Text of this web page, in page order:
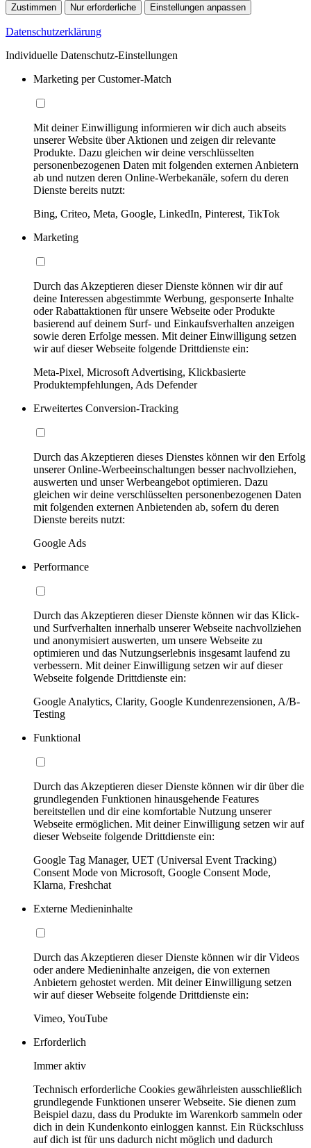
Zustimmen Nur erforderliche Einstellungen anpassen
Datenschutzerklärung
Individuelle Datenschutz-Einstellungen
Marketing per Customer-Match
Mit deiner Einwilligung informieren wir dich auch abseits
unserer Website über Aktionen und zeigen dir relevante
Produkte. Dazu gleichen wir deine verschlüsselten
personenbezogenen Daten mit folgenden externen Anbietern
ab und nutzen deren Online-Werbekanäle, sofern du deren
Dienste bereits nutzt:
Bing, Criteo, Meta, Google, LinkedIn, Pinterest, TikTok
Marketing
Durch das Akzeptieren dieser Dienste können wir dir auf
deine Interessen abgestimmte Werbung, gesponserte Inhalte
oder Rabattaktionen für unsere Webseite oder Produkte
basierend auf deinem Surf- und Einkaufsverhalten anzeigen
sowie deren Erfolge messen. Mit deiner Einwilligung setzen
wir auf dieser Webseite folgende Drittdienste ein:
Meta-Pixel, Microsoft Advertising, Klickbasierte
Produktempfehlungen, Ads Defender
Erweitertes Conversion-Tracking
Durch das Akzeptieren dieses Dienstes können wir den Erfolg
unserer Online-Werbeeinschaltungen besser nachvollziehen,
auswerten und unser Werbeangebot optimieren. Dazu
gleichen wir deine verschlüsselten personenbezogenen Daten
mit folgenden externen Anbietenden ab, sofern du deren
Dienste bereits nutzt:
Google Ads
Performance
Durch das Akzeptieren dieser Dienste können wir das Klick-
und Surfverhalten innerhalb unserer Webseite nachvollziehen
und anonymisiert auswerten, um unsere Webseite zu
optimieren und das Nutzungserlebnis insgesamt laufend zu
verbessern. Mit deiner Einwilligung setzen wir auf dieser
Webseite folgende Drittdienste ein:
Google Analytics, Clarity, Google Kundenrezensionen, A/B-
Testing
Funktional
Durch das Akzeptieren dieser Dienste können wir dir über die
grundlegenden Funktionen hinausgehende Features
bereitstellen und dir eine komfortable Nutzung unserer
Webseite ermöglichen. Mit deiner Einwilligung setzen wir auf
dieser Webseite folgende Drittdienste ein:
Google Tag Manager, UET (Universal Event Tracking)
Consent Mode von Microsoft, Google Consent Mode,
Klarna, Freshchat
Externe Medieninhalte
Durch das Akzeptieren dieser Dienste können wir dir Videos
oder andere Medieninhalte anzeigen, die von externen
Anbietern gehostet werden. Mit deiner Einwilligung setzen
wir auf dieser Webseite folgende Drittdienste ein:
Vimeo, YouTube
Erforderlich
Immer aktiv
Technisch erforderliche Cookies gewährleisten ausschließlich
grundlegende Funktionen unserer Webseite. Sie dienen zum
Beispiel dazu, dass du Produkte im Warenkorb sammeln oder
dich in dein Kundenkonto einloggen kannst. Ein Rückschluss
auf dich ist für uns dadurch nicht möglich und dadurch